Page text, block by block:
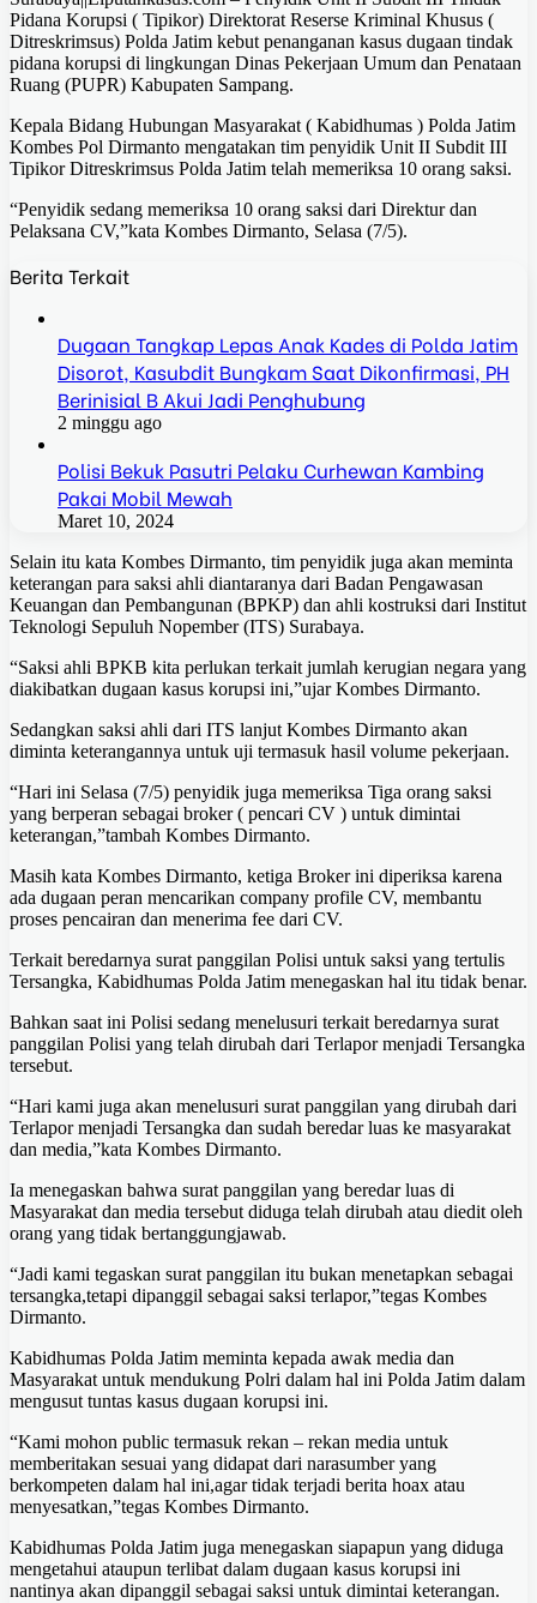
Pidana Korupsi ( Tipikor) Direktorat Reserse Kriminal Khusus (
Ditreskrimsus) Polda Jatim kebut penanganan kasus dugaan tindak
pidana korupsi di lingkungan Dinas Pekerjaan Umum dan Penataan
Ruang (PUPR) Kabupaten Sampang.
Kepala Bidang Hubungan Masyarakat ( Kabidhumas ) Polda Jatim
Kombes Pol Dirmanto mengatakan tim penyidik Unit II Subdit III
Tipikor Ditreskrimsus Polda Jatim telah memeriksa 10 orang saksi.
“Penyidik sedang memeriksa 10 orang saksi dari Direktur dan
Pelaksana CV,”kata Kombes Dirmanto, Selasa (7/5).
Berita Terkait
Dugaan Tangkap Lepas Anak Kades di Polda Jatim
Disorot, Kasubdit Bungkam Saat Dikonfirmasi, PH
Berinisial B Akui Jadi Penghubung
2 minggu ago
Polisi Bekuk Pasutri Pelaku Curhewan Kambing
Pakai Mobil Mewah
Maret 10, 2024
Selain itu kata Kombes Dirmanto, tim penyidik juga akan meminta
keterangan para saksi ahli diantaranya dari Badan Pengawasan
Keuangan dan Pembangunan (BPKP) dan ahli kostruksi dari Institut
Teknologi Sepuluh Nopember (ITS) Surabaya.
“Saksi ahli BPKB kita perlukan terkait jumlah kerugian negara yang
diakibatkan dugaan kasus korupsi ini,”ujar Kombes Dirmanto.
Sedangkan saksi ahli dari ITS lanjut Kombes Dirmanto akan
diminta keterangannya untuk uji termasuk hasil volume pekerjaan.
“Hari ini Selasa (7/5) penyidik juga memeriksa Tiga orang saksi
yang berperan sebagai broker ( pencari CV ) untuk dimintai
keterangan,”tambah Kombes Dirmanto.
Masih kata Kombes Dirmanto, ketiga Broker ini diperiksa karena
ada dugaan peran mencarikan company profile CV, membantu
proses pencairan dan menerima fee dari CV.
Terkait beredarnya surat panggilan Polisi untuk saksi yang tertulis
Tersangka, Kabidhumas Polda Jatim menegaskan hal itu tidak benar.
Bahkan saat ini Polisi sedang menelusuri terkait beredarnya surat
panggilan Polisi yang telah dirubah dari Terlapor menjadi Tersangka
tersebut.
“Hari kami juga akan menelusuri surat panggilan yang dirubah dari
Terlapor menjadi Tersangka dan sudah beredar luas ke masyarakat
dan media,”kata Kombes Dirmanto.
Ia menegaskan bahwa surat panggilan yang beredar luas di
Masyarakat dan media tersebut diduga telah dirubah atau diedit oleh
orang yang tidak bertanggungjawab.
“Jadi kami tegaskan surat panggilan itu bukan menetapkan sebagai
tersangka,tetapi dipanggil sebagai saksi terlapor,”tegas Kombes
Dirmanto.
Kabidhumas Polda Jatim meminta kepada awak media dan
Masyarakat untuk mendukung Polri dalam hal ini Polda Jatim dalam
mengusut tuntas kasus dugaan korupsi ini.
“Kami mohon public termasuk rekan – rekan media untuk
memberitakan sesuai yang didapat dari narasumber yang
berkompeten dalam hal ini,agar tidak terjadi berita hoax atau
menyesatkan,”tegas Kombes Dirmanto.
Kabidhumas Polda Jatim juga menegaskan siapapun yang diduga
mengetahui ataupun terlibat dalam dugaan kasus korupsi ini
nantinya akan dipanggil sebagai saksi untuk dimintai keterangan.